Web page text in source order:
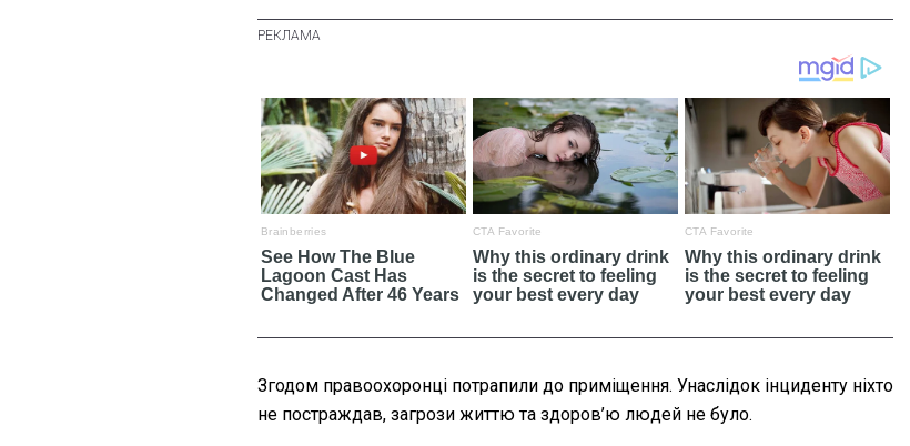
Згодом правоохоронці потрапили до приміщення. Унаслідок інциденту ніхто
не постраждав, загрози життю та здоров’ю людей не було.